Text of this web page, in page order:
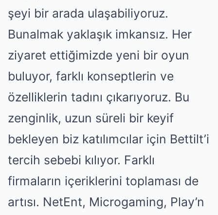
şeyi bir arada ulaşabiliyoruz.
Bunalmak yaklaşık imkansız. Her
ziyaret ettiğimizde yeni bir oyun
buluyor, farklı konseptlerin ve
özelliklerin tadını çıkarıyoruz. Bu
zenginlik, uzun süreli bir keyif
bekleyen biz katılımcılar için Bettilt’i
tercih sebebi kılıyor. Farklı
firmaların içeriklerini toplaması de
artısı. NetEnt, Microgaming, Play’n